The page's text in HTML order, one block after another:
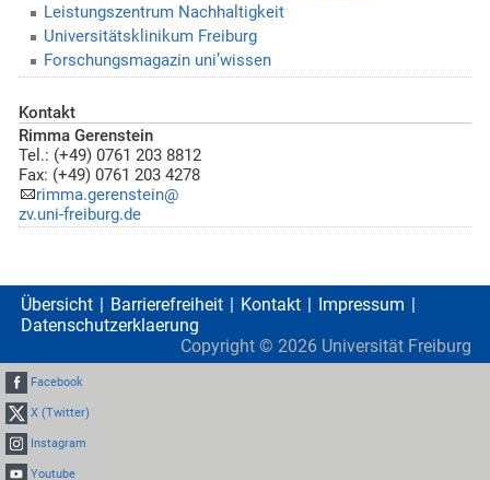
Leistungszentrum Nachhaltigkeit
Universitätsklinikum Freiburg
Forschungsmagazin uni’wissen
Kontakt
Rimma Gerenstein
Tel.: (+49) 0761 203 8812
Fax: (+49) 0761 203 4278
rimma.gerenstein@
zv.uni-freiburg.de
Übersicht Barrierefreiheit Kontakt
Impressum
Datenschutzerklaerung
Copyright © 2026 Universität Freiburg
Facebook
X (Twitter)
Instagram
Youtube